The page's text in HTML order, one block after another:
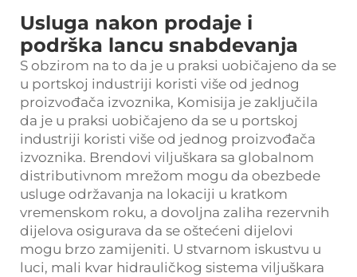
Usluga nakon prodaje i
podrška lancu snabdevanja
S obzirom na to da je u praksi uobičajeno da se
u portskoj industriji koristi više od jednog
proizvođača izvoznika, Komisija je zaključila
da je u praksi uobičajeno da se u portskoj
industriji koristi više od jednog proizvođača
izvoznika. Brendovi viljuškara sa globalnom
distributivnom mrežom mogu da obezbede
usluge održavanja na lokaciji u kratkom
vremenskom roku, a dovoljna zaliha rezervnih
dijelova osigurava da se oštećeni dijelovi
mogu brzo zamijeniti. U stvarnom iskustvu u
luci, mali kvar hidrauličkog sistema viljuškara